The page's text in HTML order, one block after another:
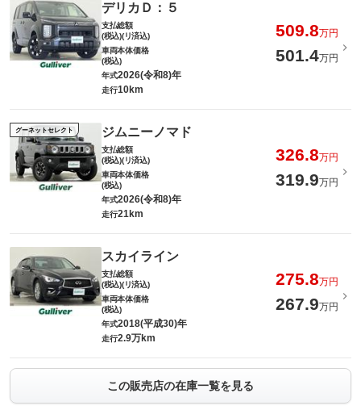
デリカＤ：５
支払総額
(税込)(リ済込)
509.8万円
車両本体価格
(税込)
501.4万円
年式2026(令和8)年
走行10km
グーネットセレクト ジムニーノマド
支払総額
(税込)(リ済込)
326.8万円
車両本体価格
(税込)
319.9万円
年式2026(令和8)年
走行21km
スカイライン
支払総額
(税込)(リ済込)
275.8万円
車両本体価格
(税込)
267.9万円
年式2018(平成30)年
走行2.9万km
この販売店の在庫一覧を見る